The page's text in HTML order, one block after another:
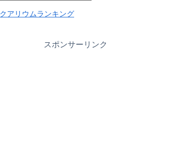
アリウムランキング
スポンサーリンク